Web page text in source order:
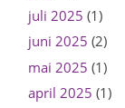
juli 2025 (1)
juni 2025 (2)
mai 2025 (1)
april 2025 (1)